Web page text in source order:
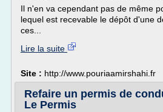
Il n'en va cependant pas de même
lequel est recevable le dépôt d'une
ces...
Lire la suite
Site : http://www.pouriaamirshahi.fr
Refaire un permis de
Le Permis